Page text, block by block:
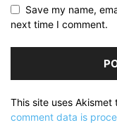
Save my name,
next time I comment.
This site uses Akismet
comment data is